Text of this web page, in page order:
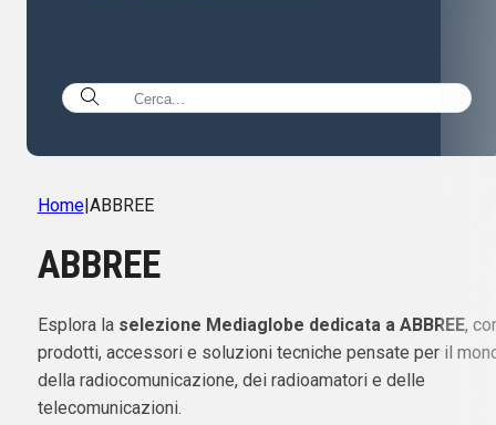
Home| ABBREE
ABBREE
Esplora la selezione Mediaglobe dedicata a ABBREE,
prodotti, accessori e soluzioni tecniche pensate per il
della radiocomunicazione, dei radioamatori e delle
telecomunicazioni.